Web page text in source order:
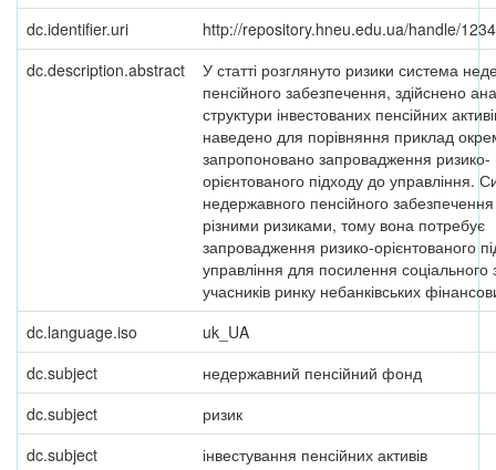
dc.identifier.uri
http://repository.hneu.edu.ua/handle/
dc.description.abstract
У статті розглянуто ризики система
пенсійного забезпечення, здійснено
структури інвестованих пенсійних
наведено для порівняння приклад
запропоновано запровадження ризико-
орієнтованого підходу до управління.
недержавного пенсійного забезпечення
різними ризиками, тому вона потребує
запровадження ризико-орієнтованого
управління для посилення соціального
учасників ринку небанківських
dc.language.iso
uk_UA
dc.subject
недержавний пенсійний фонд
dc.subject
ризик
dc.subject
інвестування пенсійних активів